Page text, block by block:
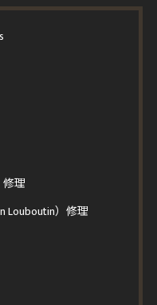
理
Louboutin）修理